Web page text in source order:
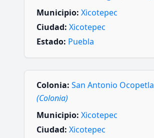
Municipio: Xicotepec
Ciudad: Xicotepec
Estado: Puebla
Colonia: San Antonio
(Colonia)
Municipio: Xicotepec
Ciudad: Xicotepec